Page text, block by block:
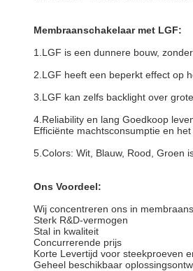
Membraanschakelaar met LGF:
1.LGF is een dunnere bouw,
2.LGF heeft een beperkt effect op
3.LGF kan zelfs backlight over
4.Reliability en lang Goedkoop
Efficiënte machtsconsumptie en
5.Colors: Wit, Blauw, Rood, Groen
Ons Voordeel:
Wij concentreren ons in
Sterk R&D-vermogen
Stal in kwaliteit
Concurrerende prijs
Korte Levertijd voor steekproeven
Geheel beschikbaar